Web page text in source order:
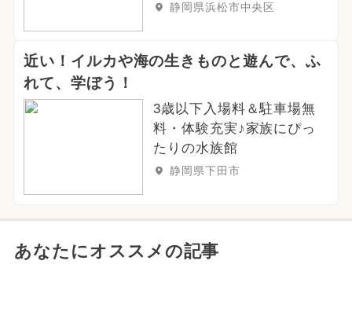
静岡県浜松市中央区
近い！イルカや海の生きものと遊んで、ふ
れて、学ぼう！
3歳以下入場料＆駐車場無
料・体験充実♪家族にぴっ
たりの水族館
静岡県下田市
あなたにオススメの記事